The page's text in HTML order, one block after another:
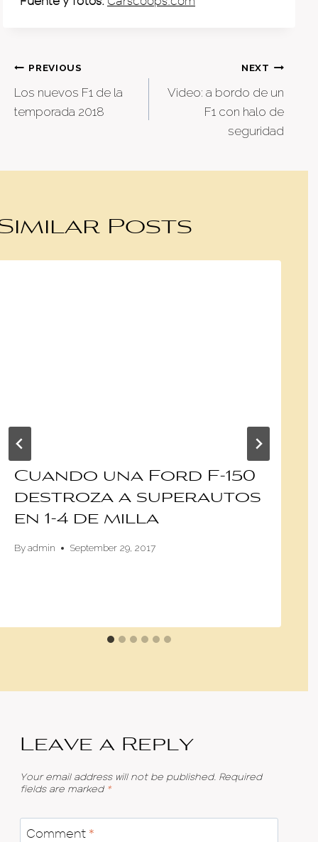
Post
navigation
PREVIOUS
Los nuevos F1 de la
temporada 2018
NEXT
Video: a bordo de un
F1 con halo de
seguridad
Posts
Cuando una Ford F-150
destroza a superautos
en 1-4 de milla
Byadmin September 29, 2017
Leave a Reply
Your email address will not be published. Required
fields are marked *
Comment *